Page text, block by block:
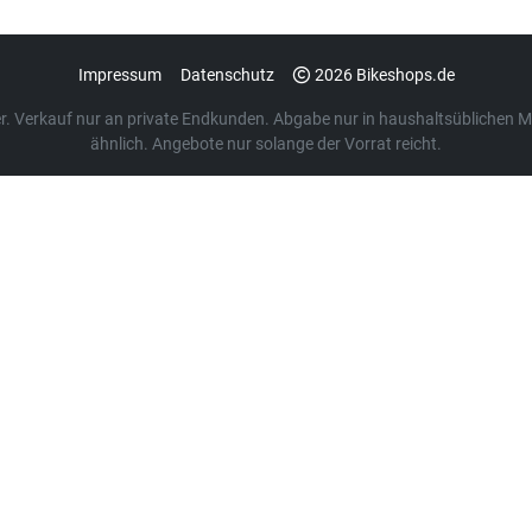
Impressum Datenschutz 2026 Bikeshops.de
Verkauf nur an private Endkunden. Abgabe nur in haushaltsüblichen
ähnlich. Angebote nur solange der Vorrat reicht.